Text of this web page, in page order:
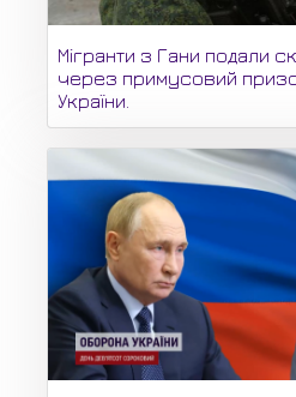
Мігранти з Гани подали
через примусовий
України.